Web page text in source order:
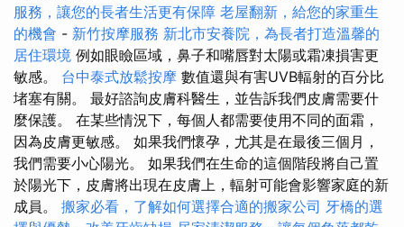
服務，讓您的長者生活更有保障 老屋翻新，給您的家重生
的機會 - 新竹按摩服務 新北市安養院，為長者打造溫馨的
居住環境 例如眼瞼區域，鼻子和嘴唇對太陽或霜凍損害更
敏感。 台中泰式放鬆按摩 數值還與有害UVB輻射的百分比
堵塞有關。 最好諮詢皮膚科醫生，並告訴我們皮膚需要什
麼保護。 在某些情況下，每個人都需要使用不同的面霜，
因為皮膚更敏感。 如果我們懷孕，尤其是在最後三個月，
我們需要小心陽光。 如果我們在生命的這個階段將自己置
於陽光下，皮膚將出現在皮膚上，輻射可能會影響家庭的新
成員。 搬家必看，了解如何選擇合適的搬家公司 牙橋的選